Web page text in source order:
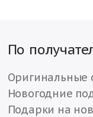
По
Оригинальные
Новогодние
Подарки на